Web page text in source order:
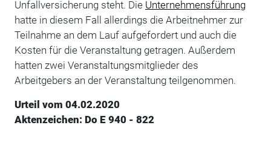
Unfallversicherung steht. Die Unternehmensführung
hatte in diesem Fall allerdings die Arbeitnehmer zur
Teilnahme an dem Lauf aufgefordert und auch die
Kosten für die Veranstaltung getragen. Außerdem
hatten zwei Veranstaltungsmitglieder des
Arbeitgebers an der Veranstaltung teilgenommen.
Urteil vom 04.02.2020
Aktenzeichen: Do E 940 - 822